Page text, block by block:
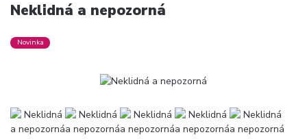
Neklidná a nepozorná
Novinka